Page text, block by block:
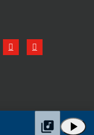
play_arrow
library_music